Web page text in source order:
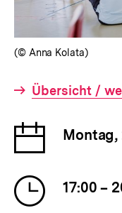
(© Anna Kolata)
Interner
Übersicht /
der
Montag,
der
17:00 –